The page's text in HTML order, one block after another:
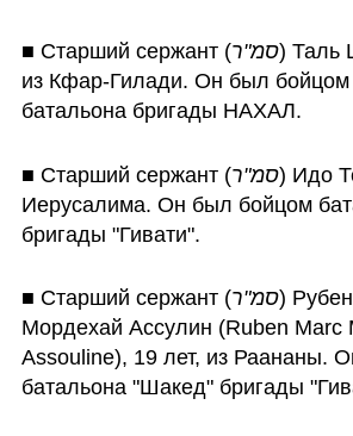
■ Старший сержант (סמ"ר) Таль
из Кфар-Гилади. Он был бойцом
батальона бригады НАХАЛ.
■ Старший сержант (סמ"ר) Идо
Иерусалима. Он был бойцом
бригады "Гивати".
■ Старший сержант (סמ"ר)
Мордехай Ассулин (Ruben Marc
Assouline), 19 лет, из Раананы.
батальона "Шакед" бригады